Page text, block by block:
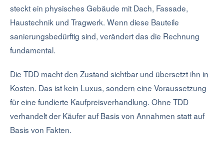
steckt ein physisches Gebäude mit Dach, Fassade,
Haustechnik und Tragwerk. Wenn diese Bauteile
sanierungsbedürftig sind, verändert das die Rechnung
fundamental.
Die TDD macht den Zustand sichtbar und übersetzt ihn in
Kosten. Das ist kein Luxus, sondern eine Voraussetzung
für eine fundierte Kaufpreisverhandlung. Ohne TDD
verhandelt der Käufer auf Basis von Annahmen statt auf
Basis von Fakten.